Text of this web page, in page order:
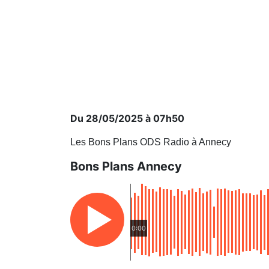
Du 28/05/2025 à 07h50
Les Bons Plans ODS Radio à Annecy
Bons Plans Annecy
0:00